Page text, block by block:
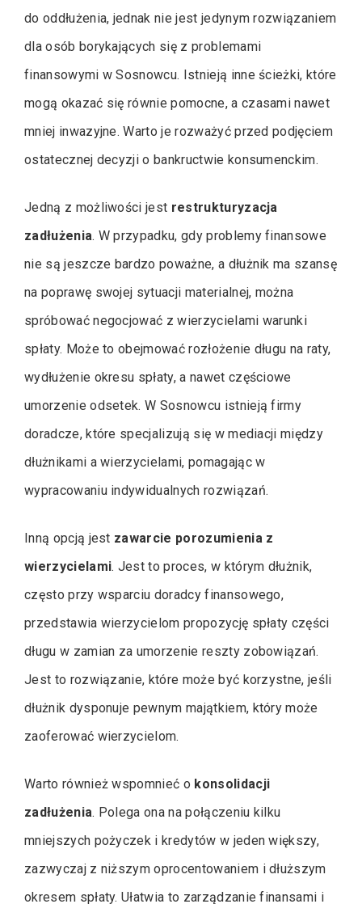
do oddłużenia, jednak nie jest jedynym rozwiązaniem
dla osób borykających się z problemami
finansowymi w Sosnowcu. Istnieją inne ścieżki, które
mogą okazać się równie pomocne, a czasami nawet
mniej inwazyjne. Warto je rozważyć przed podjęciem
ostatecznej decyzji o bankructwie konsumenckim.
Jedną z możliwości jest restrukturyzacja
zadłużenia. W przypadku, gdy problemy finansowe
nie są jeszcze bardzo poważne, a dłużnik ma szansę
na poprawę swojej sytuacji materialnej, można
spróbować negocjować z wierzycielami warunki
spłaty. Może to obejmować rozłożenie długu na raty,
wydłużenie okresu spłaty, a nawet częściowe
umorzenie odsetek. W Sosnowcu istnieją firmy
doradcze, które specjalizują się w mediacji między
dłużnikami a wierzycielami, pomagając w
wypracowaniu indywidualnych rozwiązań.
Inną opcją jest zawarcie porozumienia z
wierzycielami. Jest to proces, w którym dłużnik,
często przy wsparciu doradcy finansowego,
przedstawia wierzycielom propozycję spłaty części
długu w zamian za umorzenie reszty zobowiązań.
Jest to rozwiązanie, które może być korzystne, jeśli
dłużnik dysponuje pewnym majątkiem, który może
zaoferować wierzycielom.
Warto również wspomnieć o konsolidacji
zadłużenia. Polega ona na połączeniu kilku
mniejszych pożyczek i kredytów w jeden większy,
zazwyczaj z niższym oprocentowaniem i dłuższym
okresem spłaty. Ułatwia to zarządzanie finansami i